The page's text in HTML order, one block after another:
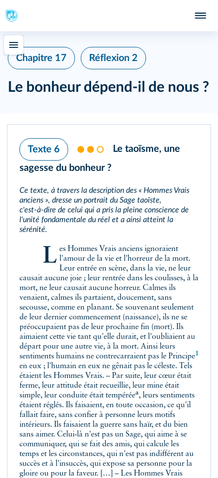
Chapitre 17 Réflexion 2
Le bonheur dépend-il de nous ?
Texte 6
Le taoïsme, une
sagesse du bonheur ?
Ce texte, à travers la description des « Hommes Vrais
anciens », dresse un portrait du Sage taoïste,
c'est‑à‑dire de celui qui a pris la pleine conscience de
l'unité fondamentale du réel et a ainsi atteint la
sérénité.
Les Hommes Vrais anciens ignoraient l'amour de la vie et l'horreur de la mort.
Leur entrée en scène, dans la vie, ne leur
causait aucune joie ; leur rentrée dans les coulisses, à la
mort, ne leur causait aucune horreur. Calmes ils
venaient, calmes ils partaient, doucement, sans
secousse, comme en planant. Se souvenant seulement
de leur dernier commencement (naissance), ils ne se
préoccupaient pas de leur prochaine fin (mort). Ils
aimaient cette vie tant qu'elle durait, et l'oubliaient au
départ pour une autre vie, à la mort. Ainsi leurs
sentiments humains ne contrecarraient pas le Principe1
en eux ; l'humain en eux ne gênait pas le céleste. Tels
étaient les Hommes Vrais. – Par suite, leur cœur était
ferme, leur attitude était recueillie, leur mine était
simple, leur conduite était tempéréea, leurs sentiments
étaient réglés. Ils faisaient, en toute occasion, ce qu'il
fallait faire, sans confier à personne leurs motifs
intérieurs. Ils faisaient la guerre sans haïr, et du bien
sans aimer. Celui‑là n'est pas un Sage, qui aime à se
communiquer, qui se fait des amis, qui calcule les
temps et les circonstances, qui n'est pas indifférent au
succès et à l'insuccès, qui expose sa personne pour la
gloire ou pour la faveur. […] – Les Hommes Vrais